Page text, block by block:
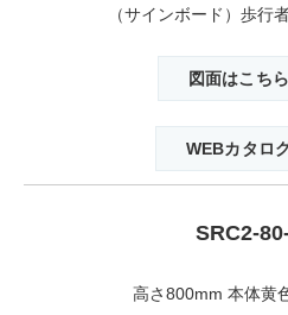
（サインボード）歩行
図面はこちら
WEBカタロ
SRC2-
高さ800mm 本体黄